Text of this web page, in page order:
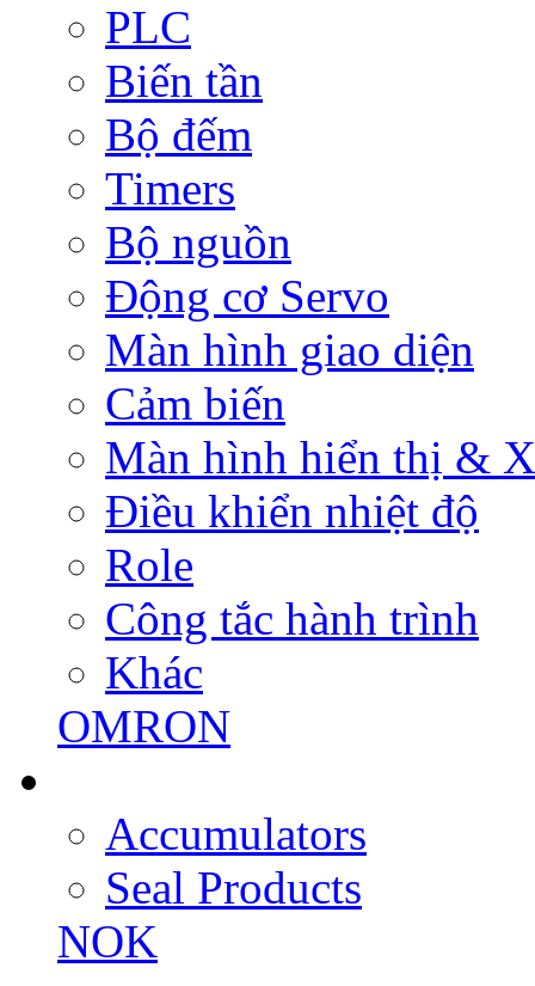
PLC
Biến tần
Bộ đếm
Timers
Bộ nguồn
Động cơ Servo
Màn hình giao diện
Cảm biến
Màn hình hiển thị &
Điều khiển nhiệt độ
Role
Công tắc hành trình
Khác
OMRON
Accumulators
Seal Products
NOK